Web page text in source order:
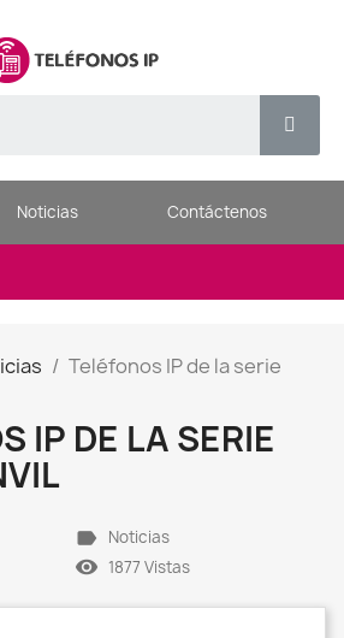
Noticias Contáctenos
Teléfonos IP de la serie
IP DE LA SERIE
label Noticias
remove_red_eye 1877 Vistas